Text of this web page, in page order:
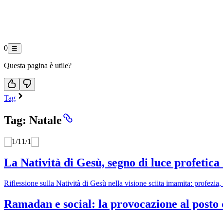
0 ☰
Questa pagina è utile?
Tag
Tag: Natale
1/1 1/1
La Natività di Gesù, segno di luce profetica
Riflessione sulla Natività di Gesù nella visione sciita imamita:
Ramadan e social: la provocazione al